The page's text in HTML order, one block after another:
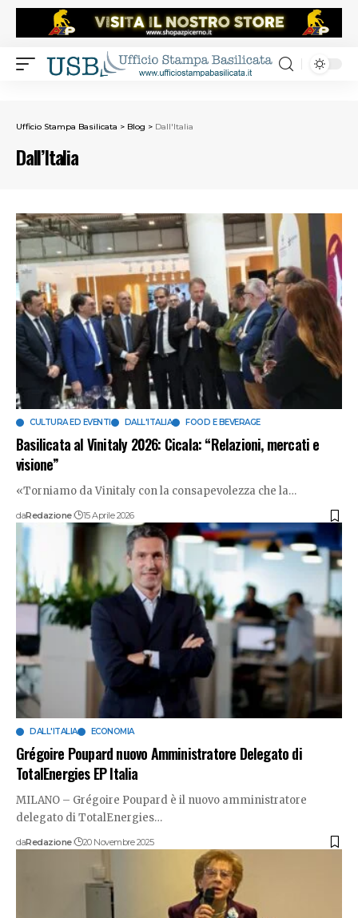
Ufficio Stampa Basilicata > Blog > Dall'Italia
Dall’Italia
CULTURA ED EVENTI DALL'ITALIA FOOD E BEVERAGE
Basilicata al Vinitaly 2026: Cicala: “Relazioni, mercati e
visione”
«Torniamo da Vinitaly con la consapevolezza che la…
daRedazione 15 Aprile 2026
DALL'ITALIA ECONOMIA
Grégoire Poupard nuovo Amministratore Delegato di
TotalEnergies EP Italia
MILANO – Grégoire Poupard è il nuovo amministratore
delegato di TotalEnergies…
daRedazione 20 Novembre 2025